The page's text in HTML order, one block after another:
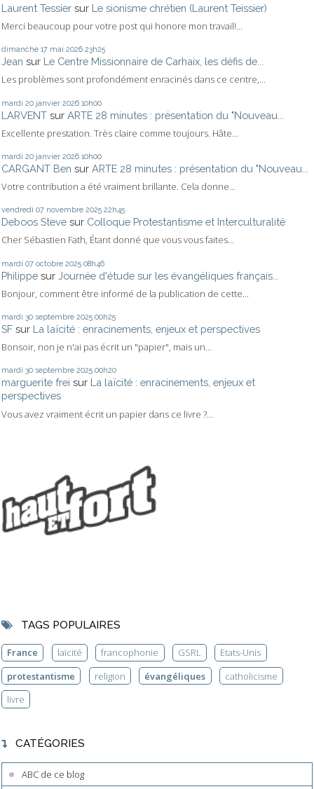
Laurent Tessier sur Le sionisme chrétien (Laurent Teissier)
Merci beaucoup pour votre post qui honore mon travail!...
dimanche 17 mai 2026 23h25
Jean sur Le Centre Missionnaire de Carhaix, les défis de...
Les problèmes sont profondément enracinés dans ce centre,...
mardi 20 janvier 2026 10h00
LARVENT sur ARTE 28 minutes : présentation du "Nouveau...
Excellente prestation. Très claire comme toujours. Hâte...
mardi 20 janvier 2026 10h00
CARGANT Ben sur ARTE 28 minutes : présentation du "Nouveau...
Votre contribution a été vraiment brillante. Cela donne...
vendredi 07 novembre 2025 22h45
Deboos Steve sur Colloque Protestantisme et Interculturalité
Cher Sébastien Fath, Étant donné que vous vous faites...
mardi 07 octobre 2025 08h46
Philippe sur Journée d'étude sur les évangéliques français...
Bonjour, comment être informé de la publication de cette...
mardi 30 septembre 2025 00h25
SF sur La laïcité : enracinements, enjeux et perspectives
Bonsoir, non je n'ai pas écrit un "papier", mais un...
mardi 30 septembre 2025 00h20
marguerite frei sur La laïcité : enracinements, enjeux et
perspectives
Vous avez vraiment écrit un papier dans ce livre ?...
TAGS POPULAIRES
France laïcité francophonie GSRL
Etats-Unis
protestantisme
religion évangéliques
catholicisme
livre
CATÉGORIES
ABC de ce blog